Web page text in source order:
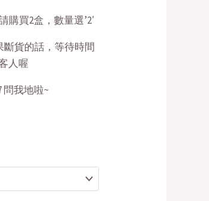
購買2盒，數量選’2′
斷貨的話，等待時間
人喔
問我地啦~